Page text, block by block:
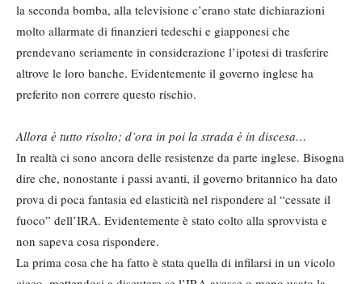
la seconda bomba, alla televisione c’erano state dichiarazioni
molto allarmate di finanzieri tedeschi e giapponesi che
prendevano seriamente in considerazione l’ipotesi di trasferire
altrove le loro banche. Evidentemente il governo inglese ha
preferito non correre questo rischio.
Allora è tutto risolto; d’ora in poi la strada è in discesa…
In realtà ci sono ancora delle resistenze da parte inglese. Bisogna
dire che, nonostante i passi avanti, il governo britannico ha dato
prova di poca fantasia ed elasticità nel rispondere al “cessate il
fuoco” dell’IRA. Evidentemente è stato colto alla sprovvista e
non sapeva cosa rispondere.
La prima cosa che ha fatto è stata quella di infilarsi in un vicolo